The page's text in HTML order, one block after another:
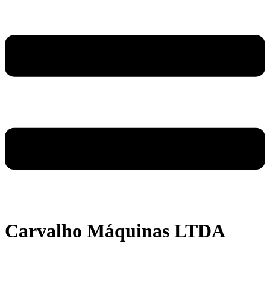
Carvalho Máquinas LTDA